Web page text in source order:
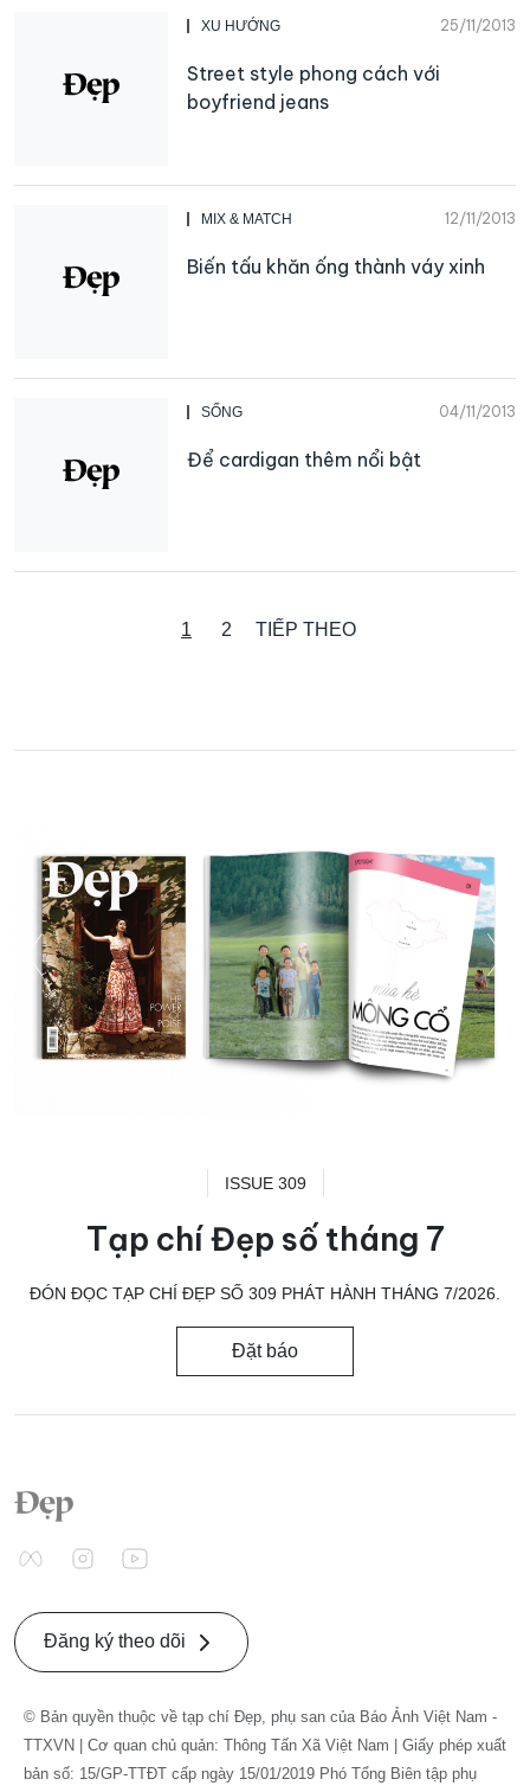
XU HƯỚNG 25/11/2013
Street style phong cách với
boyfriend jeans
MIX & MATCH 12/11/2013
Biến tấu khăn ống thành váy xinh
SỐNG 04/11/2013
Để cardigan thêm nổi bật
1 2 TIẾP THEO
ISSUE 309
Tạp chí Đẹp số tháng 7
ĐÓN ĐỌC TẠP CHÍ ĐẸP SỐ 309 PHÁT HÀNH THÁNG 7/2026.
Đặt báo
Đăng ký theo dõi
© Bản quyền thuộc về tạp chí Đẹp, phụ san của Báo Ảnh Việt Nam -
TTXVN | Cơ quan chủ quản: Thông Tấn Xã Việt Nam | Giấy phép xuất
bản số: 15/GP-TTĐT cấp ngày 15/01/2019 Phó Tổng Biên tập phụ